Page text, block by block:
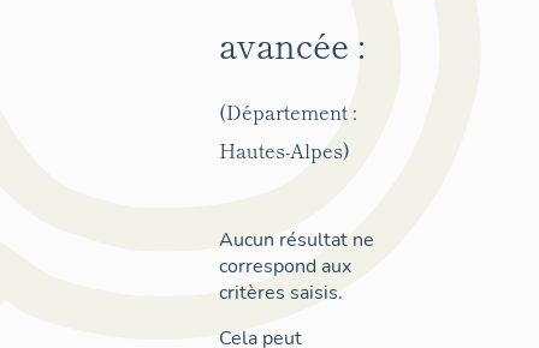
avancée :
(Département :
Hautes-Alpes)
Aucun résultat ne
correspond aux
critères saisis.
Cela peut